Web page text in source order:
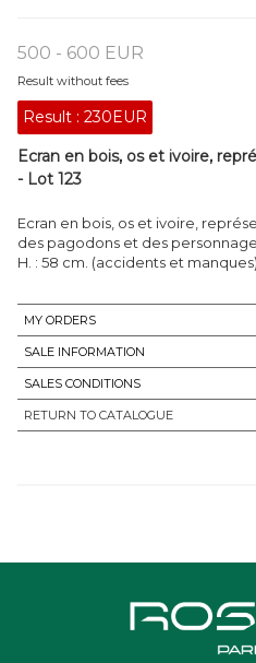
500 - 600 EUR
Result without fees
Result : 230EUR
Ecran en bois, os et ivoire,
- Lot 123
Ecran en bois, os et ivoire,
des pagodons et des
H. : 58 cm. (accidents et manques).
MY ORDERS
SALE INFORMATION
SALES CONDITIONS
RETURN TO CATALOGUE